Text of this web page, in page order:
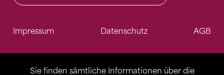
Sie finden sämtliche Informationen über die
Impressum Datenschutz AGB